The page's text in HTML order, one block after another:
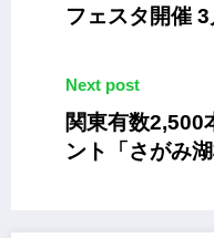
フェスタ開催 3
Next post
関東有数2,500
ント「さがみ